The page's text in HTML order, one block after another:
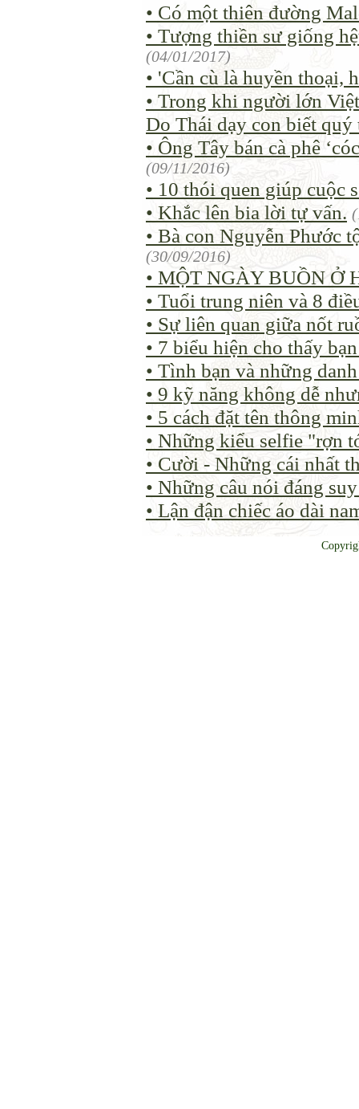
• Có một thiên đường
• Tượng thiền sư giống
(04/01/2017)
• 'Cần cù là huyền thoại,
• Trong khi người lớn
Do Thái dạy con biết
• Ông Tây bán cà phê
(09/11/2016)
• 10 thói quen giúp cuộc
• Khắc lên bia lời tự vấn.
• Bà con Nguyễn Phước
(30/09/2016)
• MỘT NGÀY BUỒN Ở
• Tuổi trung niên và 8
• Sự liên quan giữa nốt
• 7 biểu hiện cho thấy
• Tình bạn và những
• 9 kỹ năng không dễ
• 5 cách đặt tên thông
• Những kiểu selfie "rợn
• Cười - Những cái nhất
• Những câu nói đáng
• Lận đận chiếc áo dài